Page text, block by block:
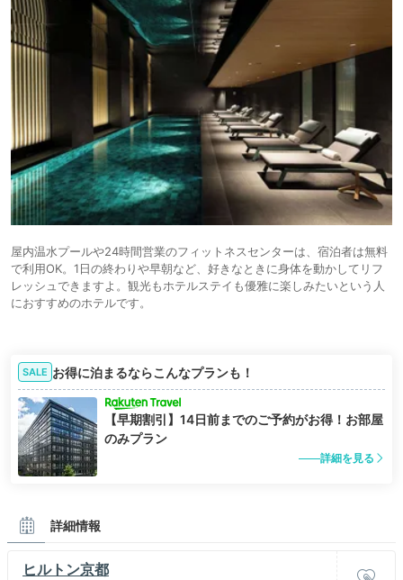
屋内温水プールや24時間営業のフィットネスセンターは、宿泊者は無料
で利用OK。1日の終わりや早朝など、好きなときに身体を動かしてリフ
レッシュできますよ。観光もホテルステイも優雅に楽しみたいという人
におすすめのホテルです。
SALE お得に泊まるならこんなプランも！
【早期割引】14日前までのご予約がお得！お部屋
のみプラン
詳細を見る
詳細情報
ヒルトン京都